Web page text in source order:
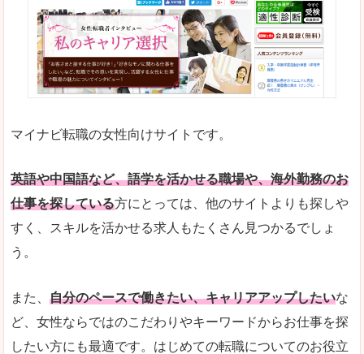
悪いところ
求人の掲載数が少ないです。
TOPページからこだわりや条件などをクイックに
はじめての転職や、転職活動において不安や心配
自分でうまく仕事を探せなくても、会員登録をす
人気度 「エン転職」全体として、会員数がとても多い印
多少検索しづらいのですが、掲載情報はパッと目
マイナビ転職の女性向けサイトです。
英語や中国語など、語学を活かせる職場や、海外勤務のお
仕事を探している方にとっては、他のサイトよりも探しや
すく、スキルを活かせる求人もたくさん見つかるでしょ
う。
また、 自分のペースで働きたい、キャリアアップしたいな
ど、女性ならではのこだわりやキーワードからお仕事を探
したい方にも最適です。はじめての転職についてのお役立